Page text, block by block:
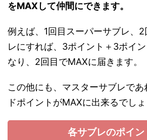
をMAXして仲間にできます。
例えば、1回目スーパーサブレ、
レにすれば、3ポイント＋3ポイ
なり、2回目でMAXに届きます。
この他にも、マスターサブレであ
ドポイントがMAXに出来るでしょ
各サブレのポイン